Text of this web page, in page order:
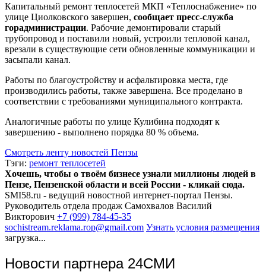
Капитальный ремонт теплосетей МКП «Теплоснабжение» по
улице Циолковского завершен, сообщает пресс-служба
горадминистрации. Рабочие демонтировали старый
трубопровод и поставили новый, устроили тепловой канал,
врезали в существующие сети обновленные коммуникации и
засыпали канал.
Работы по благоустройству и асфальтировка места, где
производились работы, также завершена. Все проделано в
соответствии с требованиями муниципального контракта.
Аналогичные работы по улице Кулибина подходят к
завершению - выполнено порядка 80 % объема.
Смотреть ленту новостей Пензы
Тэги: ремонт теплосетей
Хочешь, чтобы о твоём бизнесе узнали миллионы людей в
Пензе, Пензенской области и всей России - кликай сюда.
SMI58.ru - ведущий новостной интернет-портал Пензы.
Руководитель отдела продаж Самохвалов Василий
Викторович +7 (999) 784-45-35
sochistream.reklama.rop@gmail.com Узнать условия размещения
загрузка...
Новости партнера 24СМИ